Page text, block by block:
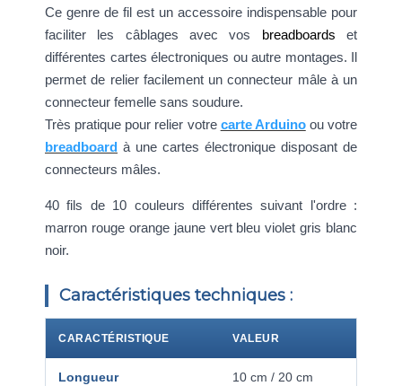
Ce genre de fil est un accessoire indispensable pour
faciliter les câblages avec vos breadboards et
différentes cartes électroniques ou autre montages. Il
permet de relier facilement un connecteur mâle à un
connecteur femelle sans soudure.
Très pratique pour relier votre carte Arduinoou votre
breadboard à une cartes électronique disposant de
connecteurs mâles.
40 fils de 10 couleurs différentes suivant l'ordre :
marron rouge orange jaune vert bleu violet gris blanc
noir.
Caractéristiques techniques :
CARACTÉRISTIQUE VALEUR
Longueur 10 cm / 20 cm